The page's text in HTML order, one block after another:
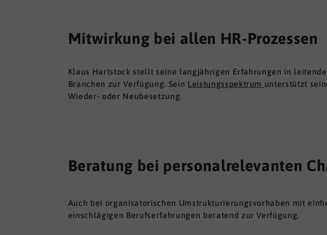
Mitwirkung bei allen HR-Prozessen
Klaus Hartstock stellt seine langjährigen Erfahrungen in
Branchen zur Verfügung. Sein Leistungsspektrum unterstützt
Wieder- oder Neubesetzung.
Beratung bei personalrelevanten
Auch bei organisatorischen Umstrukturierungsvorhaben mit
einschlägigen Berufserfahrungen beratend zur Verfügung.